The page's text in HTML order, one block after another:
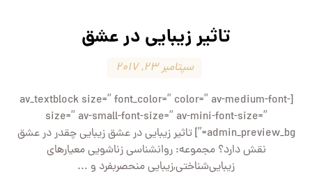
تاثیر زیبایی در عشق
سپتامبر ۲۳, ۲۰۱۷
[av_textblock size=” font_color=” color=” av-medium-font-
size=” av-small-font-size=” av-mini-font-size=”
admin_preview_bg=”] تاثیر زیبایی در عشق زیبایی چقدر در عشق
نقش دارد؟ مجموعه: روانشناسی زناشویی معیارهای
زیبایی‌شناختی,زیبایی منحصربفرد و ...